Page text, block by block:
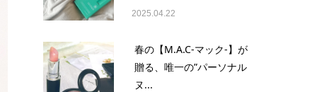
2025.04.22
春の【M.A.C-マック-】が
贈る、唯一の”パーソナル
ヌ...